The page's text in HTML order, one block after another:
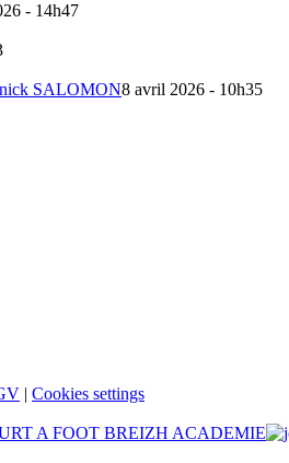
- 14h47
SALOMON8 avril 2026 - 10h35
| Cookies settings
A FOOT BREIZH ACADEMIE